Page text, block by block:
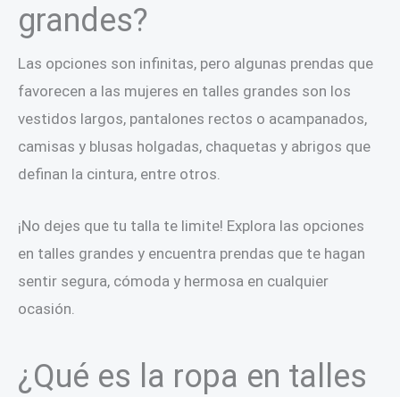
grandes?
Las opciones son infinitas, pero algunas prendas que
favorecen a las mujeres en talles grandes son los
vestidos largos, pantalones rectos o acampanados,
camisas y blusas holgadas, chaquetas y abrigos que
definan la cintura, entre otros.
¡No dejes que tu talla te limite! Explora las opciones
en talles grandes y encuentra prendas que te hagan
sentir segura, cómoda y hermosa en cualquier
ocasión.
¿Qué es la ropa en talles